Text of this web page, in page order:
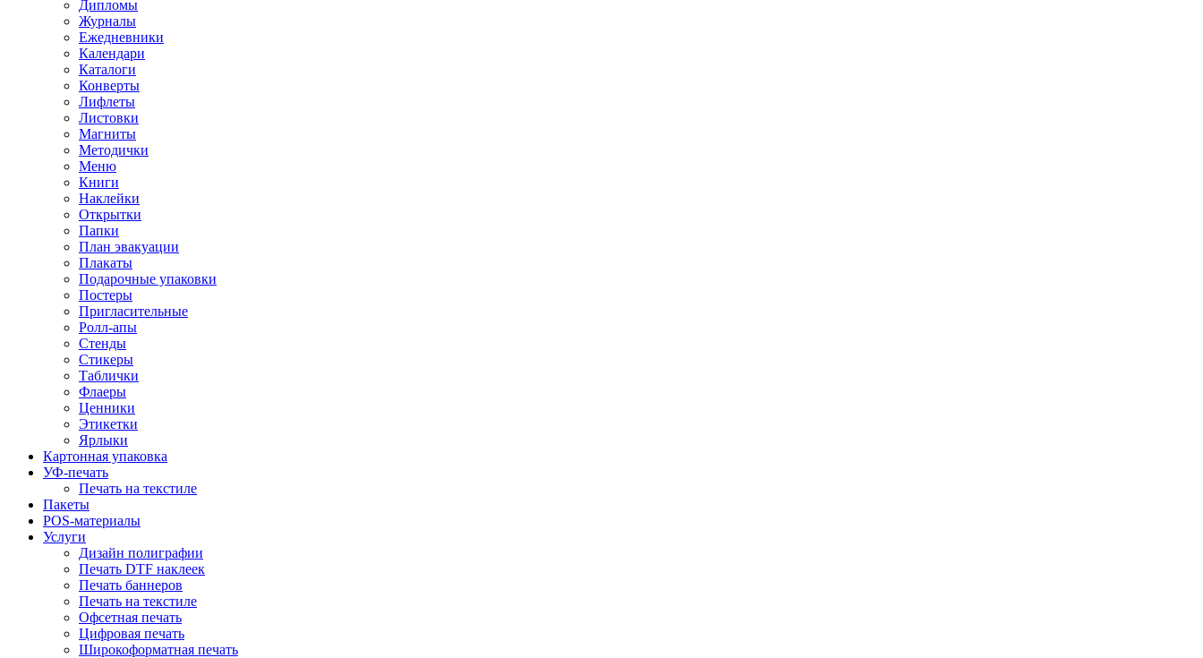
Дипломы
Журналы
Ежедневники
Календари
Каталоги
Конверты
Лифлеты
Листовки
Магниты
Методички
Меню
Книги
Наклейки
Открытки
Папки
План эвакуации
Плакаты
Подарочные упаковки
Постеры
Пригласительные
Ролл-апы
Стенды
Стикеры
Таблички
Флаеры
Ценники
Этикетки
Ярлыки
Картонная упаковка
УФ-печать
Печать на текстиле
Пакеты
POS-материалы
Услуги
Дизайн полиграфии
Печать DTF наклеек
Печать баннеров
Печать на текстиле
Офсетная печать
Цифровая печать
Широкоформатная печать